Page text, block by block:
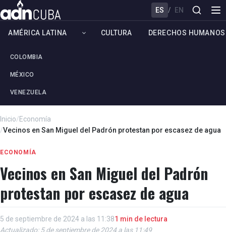
ES / EN
AMÉRICA LATINA
COLOMBIA
MÉXICO
VENEZUELA
CULTURA DERECHOS HUMANOS
Inicio/Economía
/Vecinos en San Miguel del Padrón protestan por escasez de agua
ECONOMÍA
Vecinos en San Miguel del Padrón
protestan por escasez de agua
5 de septiembre de 2024 a las 11:381 min de lectura
Actualizado: 5 de septiembre de 2024 a las 11:49